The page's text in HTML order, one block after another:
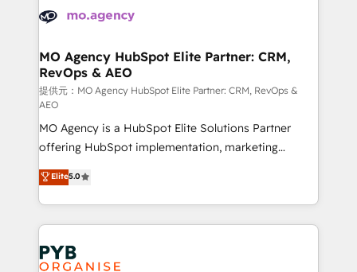
services are offered in both English & French.
WordPress and legacy CRMs, turning fragmented
architectures that accelerate revenue operations and
performance. - Multi-object CRM migration, cleanup,
and implementation. - Pre-built and custom
integrations across your full tech stack. - Custom
object setup, CMS builds, and full-funnel automation.
- Dashboards, lifecycle campaigns, and lead
nurturing sequences. - Cross-hub setup across
Marketing, Sales, Operations, and Service Hubs. -
Ongoing optimization, managed support, and
scalable retainers. Let’s make HubSpot your most
powerful growth engine. Built to convert, scale, and
drive results.
MO Agency HubSpot Elite Partner: CRM,
RevOps & AEO
提供元：MO Agency HubSpot Elite Partner: CRM, RevOps &
AEO
MO Agency is a HubSpot Elite Solutions Partner
offering HubSpot implementation, marketing
automation, CRM and RevOps consulting, data
architecture, sales enablement, lifecycle automation,
lead scoring and revenue reporting. HubSpot,
Salesforce and integrated enterprise stacks. Digital
Marketing, Answer Engine Optimisation, and
Generative Engine Optimisation (AI Search),
Elite5.0